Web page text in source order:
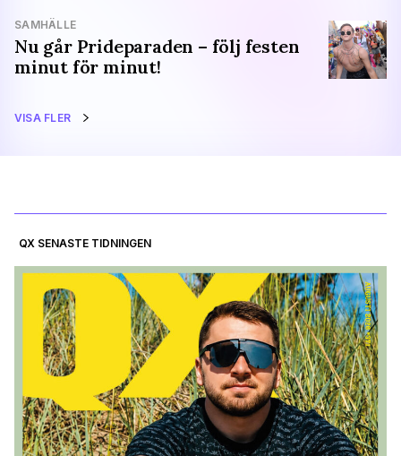
Nu går Prideparaden – följ festen
minut för minut!
SAMHÄLLE
VISA FLER
QX SENASTE TIDNINGEN